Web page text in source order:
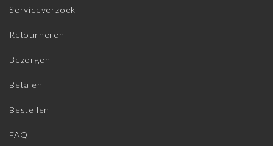
Serviceverzoek
Retourneren
Bezorgen
Betalen
Bestellen
FAQ